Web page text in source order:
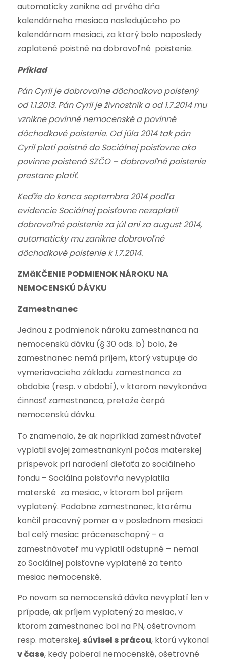
automaticky zanikne od prvého dňa
kalendárneho mesiaca nasledujúceho po
kalendárnom mesiaci, za ktorý bolo naposledy
zaplatené poistné na dobrovoľné poistenie.
Príklad
Pán Cyril je dobrovoľne dôchodkovo poistený
od 1.1.2013. Pán Cyril je živnostník a od 1.7.2014 mu
vznikne povinné nemocenské a povinné
dôchodkové poistenie. Od júla 2014 tak pán
Cyril platí poistné do Sociálnej poisťovne ako
povinne poistená SZČO – dobrovoľné poistenie
prestane platiť.
Keďže do konca septembra 2014 podľa
evidencie Sociálnej poisťovne nezaplatil
dobrovoľné poistenie za júl ani za august 2014,
automaticky mu zanikne dobrovoľné
dôchodkové poistenie k 1.7.2014.
ZMäKČENIE PODMIENOK NÁROKU NA
NEMOCENSKÚ DÁVKU
Zamestnanec
Jednou z podmienok nároku zamestnanca na
nemocenskú dávku (§ 30 ods. b) bolo, že
zamestnanec nemá príjem, ktorý vstupuje do
vymeriavacieho základu zamestnanca za
obdobie (resp. v období), v ktorom nevykonáva
činnosť zamestnanca, pretože čerpá
nemocenskú dávku.
To znamenalo, že ak napríklad zamestnávateľ
vyplatil svojej zamestnankyni počas materskej
príspevok pri narodení dieťaťa zo sociálneho
fondu – Sociálna poisťovňa nevyplatila
materské za mesiac, v ktorom bol príjem
vyplatený. Podobne zamestnanec, ktorému
končil pracovný pomer a v poslednom mesiaci
bol celý mesiac práceneschopný – a
zamestnávateľ mu vyplatil odstupné – nemal
zo Sociálnej poisťovne vyplatené za tento
mesiac nemocenské.
Po novom sa nemocenská dávka nevyplatí len v
prípade, ak príjem vyplatený za mesiac, v
ktorom zamestnanec bol na PN, ošetrovnom
resp. materskej, súvisel s prácou, ktorú vykonal
v čase, kedy poberal nemocenské, ošetrovné